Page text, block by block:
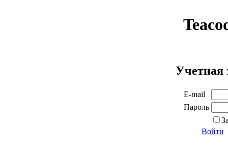
Учетная
E-mail
Пароль
Войти